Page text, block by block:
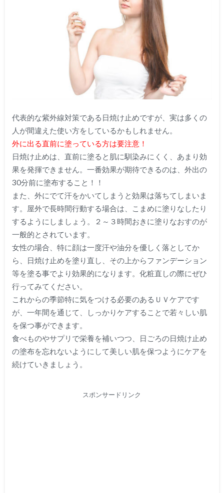
代表的な紫外線対策である日焼け止めですが、実は多くの
人が間違えた使い方をしているかもしれません。
外に出る直前に塗っている方は要注意！
日焼け止めは、直前に塗ると肌に馴染みにくく、あまり効
果を発揮できません。一番効果が期待できるのは、外出の
30分前に塗布すること！！
また、外にでて汗をかいてしまうと効果は落ちてしまいま
す。屋外で長時間行動する場合は、こまめに塗りなしたり
するようにしましょう。２～３時間おきに塗りなおすのが
一般的とされています。
女性の場合、特に顔は一度汗や油分を優しく落としてか
ら、日焼け止めを塗り直し、その上からファンデーション
等を塗る事でより効果的になります。化粧直しの際にぜひ
行ってみてください。
これからの季節特に気をつける必要のあるＵＶケアです
が、一年間を通じて、しっかりケアすることで若々しい肌
を保つ事ができます。
食べものやサプリで栄養を補いつつ、日ごろの日焼け止め
の塗布を忘れないようにして美しい肌を保つようにケアを
続けていきましょう。
スポンサードリンク